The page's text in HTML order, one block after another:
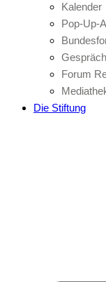
Kalender
Pop-Up-
Forum
Die Stiftung